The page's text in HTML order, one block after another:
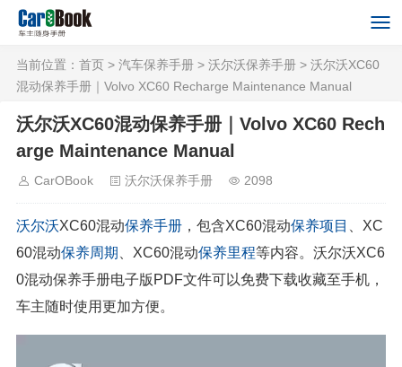
当前位置： 首页 > 汽车保养手册 > 沃尔沃保养手册 > 沃尔沃XC60
混动保养手册｜Volvo XC60 Recharge Maintenance Manual
沃尔沃XC60混动保养手册｜Volvo XC60 Rech
arge Maintenance Manual
CarOBook 沃尔沃保养手册 2098
沃尔沃XC60混动保养手册 ，包含XC60混动保养项目
、XC
60混动保养周期 、XC60混动保养里程等内容。沃尔沃XC6
0混动保养手册电子版PDF文件可以免费下载收藏至手机，
车主随时使用更加方便。